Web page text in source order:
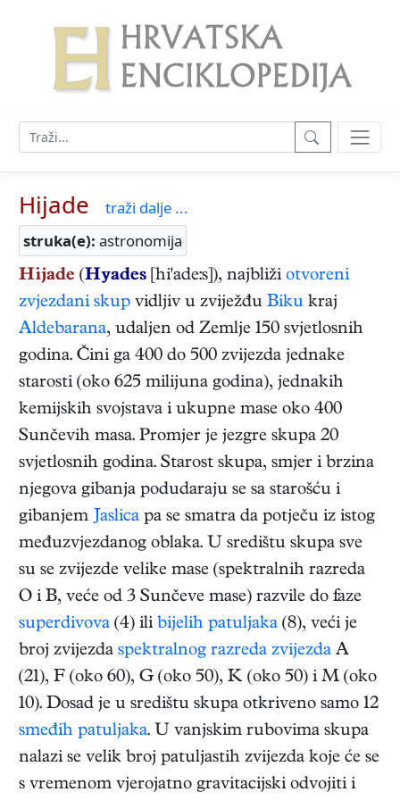
Hijade
traži dalje ...
struka(e): astronomija
Hijade (Hyades [hi'ade:s]), najbliži otvoreni
zvjezdani skup vidljiv u zviježđu Biku kraj
Aldebarana, udaljen od Zemlje 150 svjetlosnih
godina. Čini ga 400 do 500 zvijezda jednake
starosti (oko 625 milijuna godina), jednakih
kemijskih svojstava i ukupne mase oko 400
Sunčevih masa. Promjer je jezgre skupa 20
svjetlosnih godina. Starost skupa, smjer i brzina
njegova gibanja podudaraju se sa starošću i
gibanjem Jaslica pa se smatra da potječu iz istog
međuzvjezdanog oblaka. U središtu skupa sve
su se zvijezde velike mase (spektralnih razreda
O i B, veće od 3 Sunčeve mase) razvile do faze
superdivova (4) ili bijelih patuljaka (8), veći je
broj zvijezda spektralnog razreda zvijezda A
(21), F (oko 60), G (oko 50), K (oko 50) i M (oko
10). Dosad je u središtu skupa otkriveno samo 12
smeđih patuljaka. U vanjskim rubovima skupa
nalazi se velik broj patuljastih zvijezda koje će se
s vremenom vjerojatno gravitacijski odvojiti i